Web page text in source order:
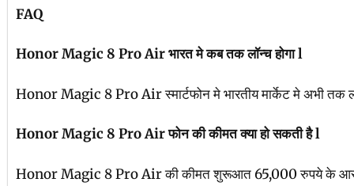
FAQ
Honor Magic 8 Pro Air भारत मे कब तक लॉन्च होगा l
Honor Magic 8 Pro Air स्मार्टफोन मे भारतीय मार्केट मे अभी तक
Honor Magic 8 Pro Air फोन की कीमत क्या हो सकती है l
Honor Magic 8 Pro Air की कीमत शुरूआत 65,000 रुपये के आस